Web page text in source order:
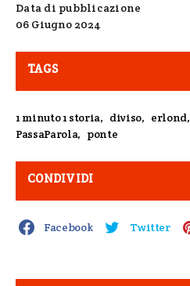
Data di pubblicazione
06 Giugno 2024
TAGS
1 minuto 1 storia, diviso, erlond,
PassaParola, ponte
CONDIVIDI
Facebook Twitter